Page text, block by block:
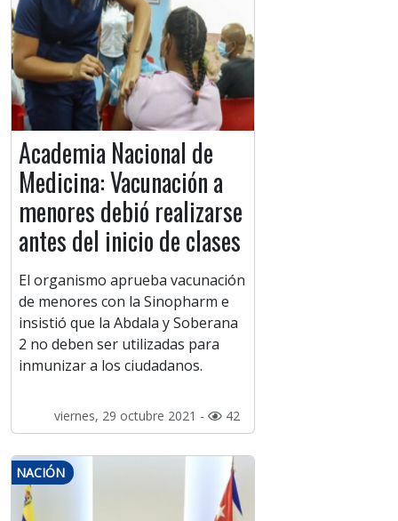
Academia Nacional de
Medicina: Vacunación a
menores debió realizarse
antes del inicio de clases
El organismo aprueba vacunación
de menores con la Sinopharm e
insistió que la Abdala y Soberana
2 no deben ser utilizadas para
inmunizar a los ciudadanos.
viernes, 29 octubre 2021 - 42
NACIÓN